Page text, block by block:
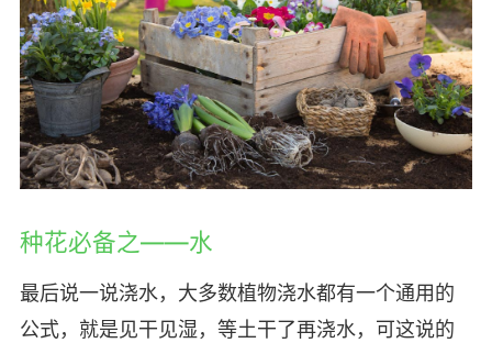
种花必备之——水
最后说一说浇水，大多数植物浇水都有一个通用的
公式，就是见干见湿，等土干了再浇水，可这说的